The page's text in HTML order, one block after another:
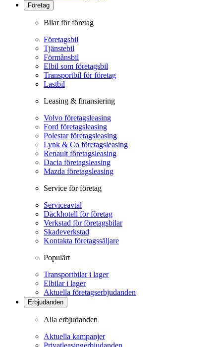
Företag
Bilar för företag
Företagsbil
Tjänstebil
Förmånsbil
Elbil som företagsbil
Transportbil för företag
Lastbil
Leasing & finansiering
Volvo företagsleasing
Ford företagsleasing
Polestar företagsleasing
Lynk & Co företagsleasing
Renault företagsleasing
Dacia företagsleasing
Mazda företagsleasing
Service för företag
Serviceavtal
Däckhotell för företag
Verkstad för företagsbilar
Skadeverkstad
Kontakta företagssäljare
Populärt
Transportbilar i lager
Elbilar i lager
Aktuella företagserbjudanden
Erbjudanden
Alla erbjudanden
Aktuella kampanjer
Privatleasingerbjudanden